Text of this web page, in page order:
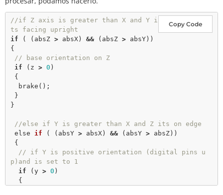
// read accelerometer:
int x CurieIMU.
(X_AXIS);
int
y = CurieIMU. readAccelerometer (Y_AXIS);
// calculate the absolute values, to determine th
e largest
int
absX
int
absY
( (absZ absX) (absZ
absY))
// base orientation on Z
(z
)
brake
}
Copy Code
//if Z axis is greater than X and Y i
ts facing upright
if ( (absZ > absX) && (absZ > absY))
{
// base orientation on Z
if (z > 0 )
brake ();
}
//else if Y is greater than X and Z its on edge
else if ( (absY > absX) && (absY > absZ))
// if Y is positive orientation (digital pins u
p)and is set to 1
if (y > 0 )